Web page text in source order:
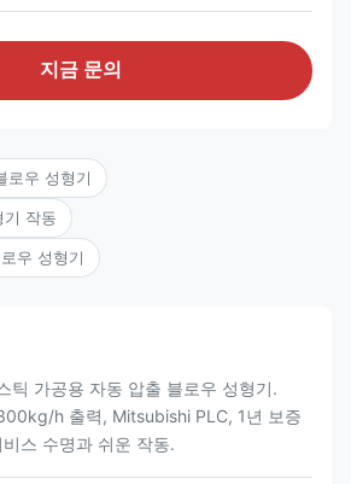
지금 문의
로우 성형기
기 작동
우 성형기
틱 가공용 자동 압출 블로우 성형기.
h 출력, Mitsubishi PLC, 1년 보증
스 수명과 쉬운 작동.